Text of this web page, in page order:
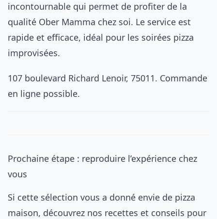
incontournable qui permet de profiter de la
qualité Ober Mamma chez soi. Le service est
rapide et efficace, idéal pour les soirées pizza
improvisées.
107 boulevard Richard Lenoir, 75011. Commande
en ligne possible.
Prochaine étape : reproduire l’expérience chez
vous
Si cette sélection vous a donné envie de pizza
maison, découvrez nos recettes et conseils pour